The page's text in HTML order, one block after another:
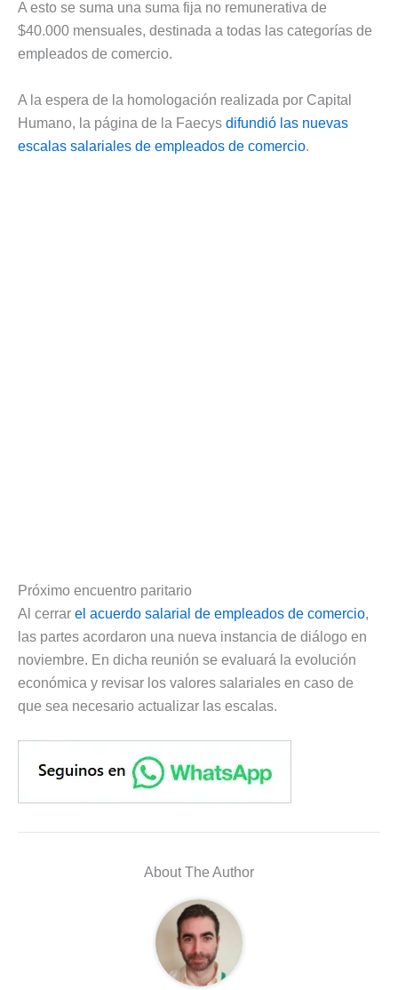
A esto se suma una suma fija no remunerativa de
$40.000 mensuales, destinada a todas las categorías de
empleados de comercio.
A la espera de la homologación realizada por Capital
Humano, la página de la Faecys difundió las nuevas
escalas salariales de empleados de comercio.
Próximo encuentro paritario
Al cerrar el acuerdo salarial de empleados de comercio,
las partes acordaron una nueva instancia de diálogo en
noviembre. En dicha reunión se evaluará la evolución
económica y revisar los valores salariales en caso de
que sea necesario actualizar las escalas.
About The Author